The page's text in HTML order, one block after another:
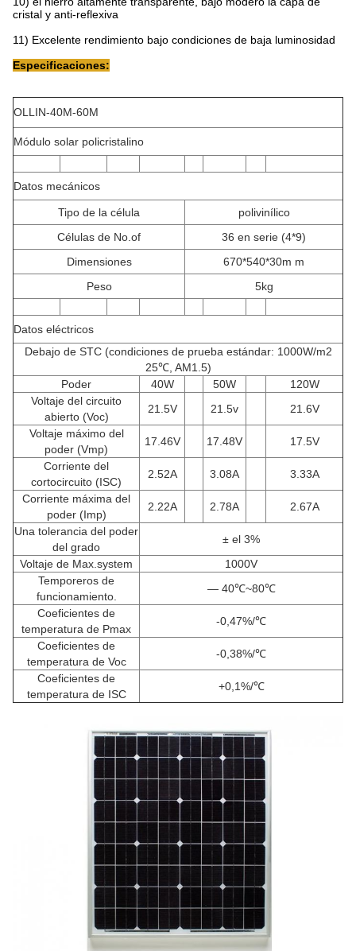
cristal y anti-reflexiva
11) Excelente rendimiento bajo condiciones de baja luminosidad
Especificaciones:
OLLIN-40M-60M
Módulo solar policristalino
Datos mecánicos
Tipo de la célula
polivinílico
Células de No.of
36 en serie (4*9)
Dimensiones
670*540*30m m
Peso
5kg
Datos eléctricos
Debajo de STC (condiciones de prueba estándar: 1000W/m2
25℃, AM1.5)
Poder
40W 50W
120W
Voltaje del circuito
abierto (Voc)
21.5V 21.5v
21.6V
Voltaje máximo del
poder (Vmp)
17.46V 17.48V
17.5V
Corriente del
cortocircuito (ISC)
2.52A 3.08A
3.33A
Corriente máxima del
poder (Imp)
2.22A 2.78A
2.67A
Una tolerancia del poder
del grado
± el 3%
Voltaje de Max.system
1000V
Temporeros de
funcionamiento.
— 40℃~80℃
Coeficientes de
temperatura de Pmax
-0,47%/℃
Coeficientes de
temperatura de Voc
-0,38%/℃
Coeficientes de
temperatura de ISC
+0,1%/℃